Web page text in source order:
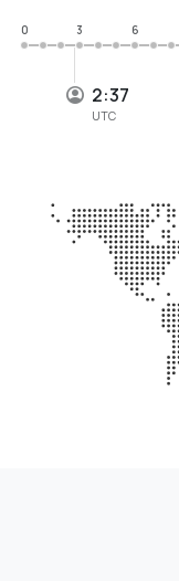
2:37
UTC
0
3 6